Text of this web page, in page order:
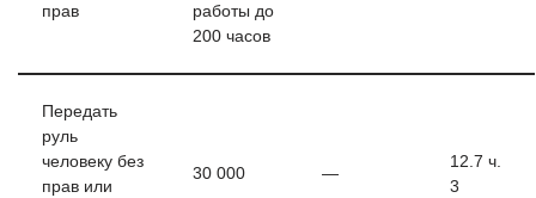
прав
работы до
200 часов
Передать
руль
человеку без
прав или
30 000 —
12.7 ч.
3